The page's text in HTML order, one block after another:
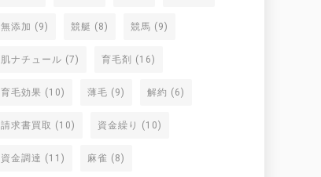
無添加 (9) 競艇 (8) 競馬 (9)
肌ナチュール (7) 育毛剤 (16)
育毛効果 (10) 薄毛 (9) 解約 (6)
請求書買取 (10) 資金繰り (10)
資金調達 (11) 麻雀 (8)